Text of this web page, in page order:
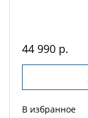
44 990 р.
В избранное